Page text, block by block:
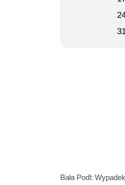
Bała Podl: